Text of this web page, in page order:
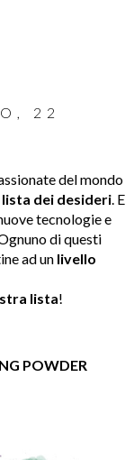
, 22
del mondo
lista dei desideri. E
tecnologie e
di questi
ad un livello
lista!
POWDER